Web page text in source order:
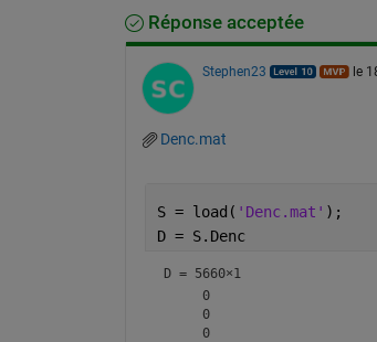
Réponse acceptée
Stephen23 le
Denc.mat
S = load( 'Denc.mat' );
D = S.Denc
D = 5660×1
     0
     0
     0